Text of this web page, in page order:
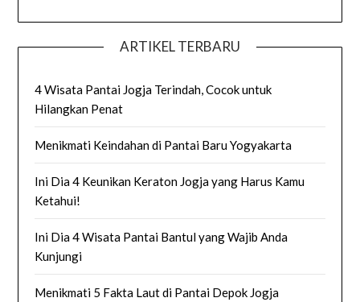
ARTIKEL TERBARU
4 Wisata Pantai Jogja Terindah, Cocok untuk
Hilangkan Penat
Menikmati Keindahan di Pantai Baru Yogyakarta
Ini Dia 4 Keunikan Keraton Jogja yang Harus Kamu
Ketahui!
Ini Dia 4 Wisata Pantai Bantul yang Wajib Anda
Kunjungi
Menikmati 5 Fakta Laut di Pantai Depok Jogja